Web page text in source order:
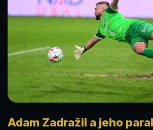
Adam Zadražil a jeho